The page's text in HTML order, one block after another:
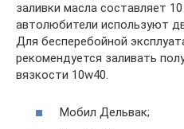
заливки масла составляет
автолюбители используют
Для бесперебойной
рекомендуется заливать
вязкости 10w40.
Мобил Дельвак;